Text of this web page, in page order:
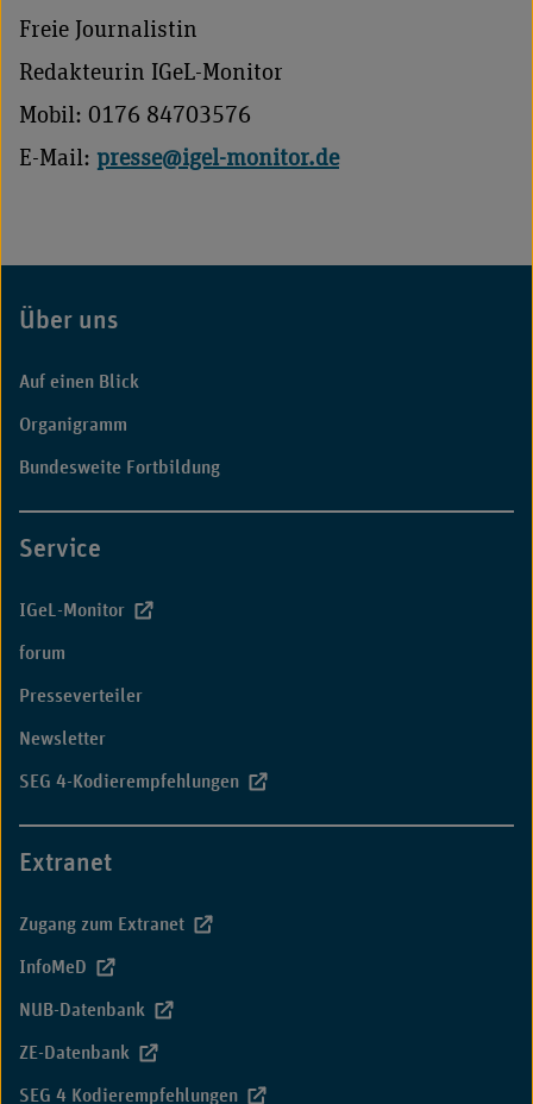
Freie Journalistin
Redakteurin IGeL-Monitor
Mobil: 0176 84703576
E-Mail: presse@igel-monitor.de
Fußbereich
Über uns
Auf einen Blick
Organigramm
Bundesweite Fortbildung
Service
IGeL-Monitor
forum
Presseverteiler
Newsletter
SEG 4-Kodierempfehlungen
Extranet
Zugang zum Extranet
InfoMeD
NUB-Datenbank
ZE-Datenbank
SEG 4 Kodierempfehlungen